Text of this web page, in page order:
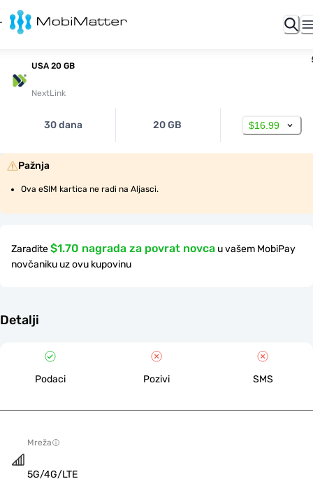
USA 20 GB
NextLink
30 dana 20 GB $16.99
Pažnja
Ova eSIM kartica ne radi na Aljasci.
Zaradite$1.70 nagrada za povrat novca u vašem MobiPay
novčaniku uz ovu kupovinu
Detalji
Podaci Pozivi SMS
Mreža
5G/4G/LTE